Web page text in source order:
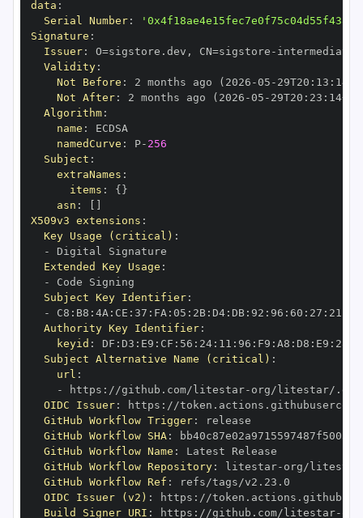
data :
Serial Number:
Signature :
Issuer: O=sigstore.dev , CN=sigstore -
Validity:
Not Before : 2 months ago (2026 -05 - 29T20 : 13 :
Not After: 2 months ago (2026 -05 - 29T20 : 23 : 14+00
Algorithm:
name :
namedCurve : P- 256
Subject :
extraNames :
items : { }
asn :
X509v3 extensions :
Key Usage (critical) :
-
Extended Key Usage :
-
Subject Key Identifier:
-
C8 : B8 : 4A : CE : 37 : FA : 05 : 2B: D4: DB: 92 : 96 : 60 : 27 : 21
Authority Key Identifier:
keyid : DF : D3 : E9 : CF : 56 : 24: 11 : 96 : F9 : A8 : D8 : E9 : 28
Subject Alternative Name (critical) :
url :
-
https : //github.com/litestar-
OIDC Issuer: https :
GitHub Workflow Trigger:
GitHub Workflow SHA:
GitHub Workflow Name :
GitHub Workflow Repository: litestar-
GitHub Workflow Ref :
OIDC Issuer (v2) : https :
Build Signer URI : https : //github.com/litestar-